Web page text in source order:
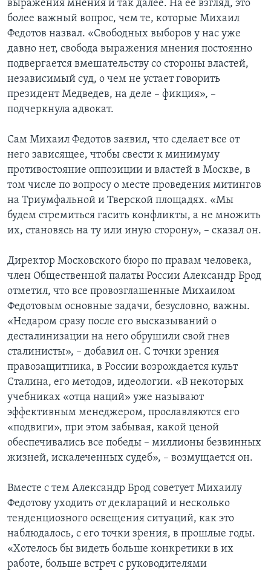
выражения мнения и так далее. На ее взгляд, это
более важный вопрос, чем те, которые Михаил
Федотов назвал. «Свободных выборов у нас уже
давно нет, свобода выражения мнения постоянно
подвергается вмешательству со стороны властей,
независимый суд, о чем не устает говорить
президент Медведев, на деле – фикция», –
подчеркнула адвокат.
Сам Михаил Федотов заявил, что сделает все от
него зависящее, чтобы свести к минимуму
противостояние оппозиции и властей в Москве, в
том числе по вопросу о месте проведения митингов
на Триумфальной и Тверской площадях. «Мы
будем стремиться гасить конфликты, а не множить
их, становясь на ту или иную сторону», – сказал он.
Директор Московского бюро по правам человека,
член Общественной палаты России Александр Брод
отметил, что все провозглашенные Михаилом
Федотовым основные задачи, безусловно, важны.
«Недаром сразу после его высказываний о
десталинизации на него обрушили свой гнев
сталинисты», – добавил он. С точки зрения
правозащитника, в России возрождается культ
Сталина, его методов, идеологии. «В некоторых
учебниках «отца наций» уже называют
эффективным менеджером, прославляются его
«подвиги», при этом забывая, какой ценой
обеспечивались все победы – миллионы безвинных
жизней, искалеченных судеб», – возмущается он.
Вместе с тем Александр Брод советует Михаилу
Федотову уходить от деклараций и несколько
тенденциозного освещения ситуаций, как это
наблюдалось, с его точки зрения, в прошлые годы.
«Хотелось бы видеть больше конкретики в их
работе, больше встреч с руководителями